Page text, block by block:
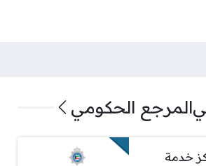
المرجع الحكومي
خدمة